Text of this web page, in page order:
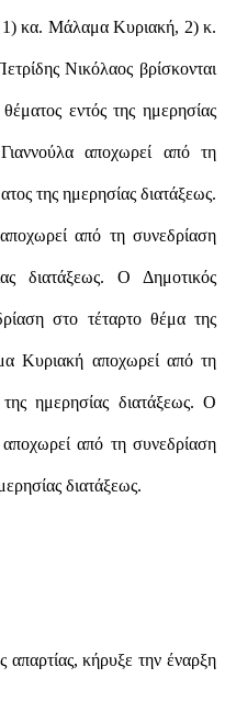
1) κα. Μάλαμα Κυριακή, 2) κ.
Νικόλαος βρίσκονται
εντός της ημερησίας
αποχωρεί από τη
της ημερησίας διατάξεως.
από τη συνεδρίαση
διατάξεως. Ο Δημοτικός
στο τέταρτο θέμα της
Κυριακή αποχωρεί από τη
ημερησίας διατάξεως. Ο
από τη συνεδρίαση
διατάξεως.
κήρυξε την έναρξη